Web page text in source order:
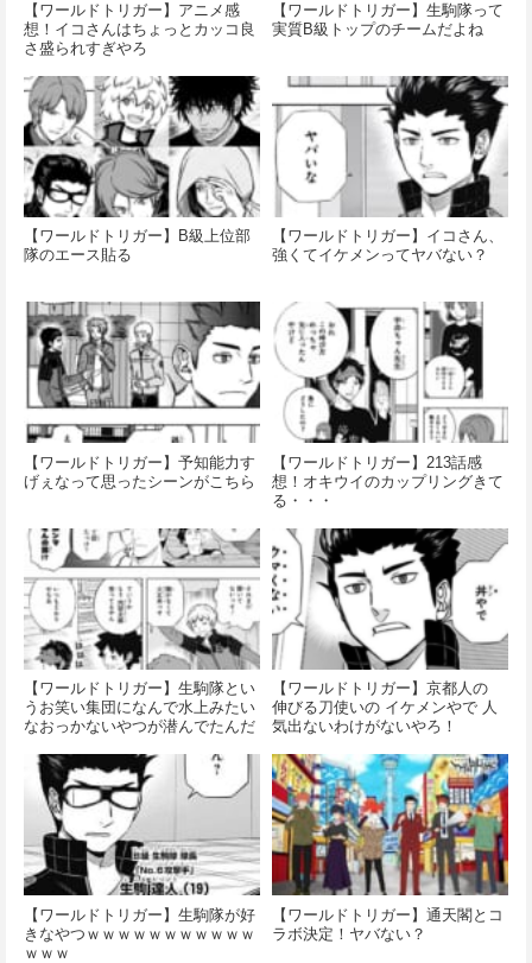
【ワールドトリガー】アニメ感
想！イコさんはちょっとカッコ良
さ盛られすぎやろ
【ワールドトリガー】生駒隊って
実質B級トップのチームだよね
【ワールドトリガー】B級上位部
隊のエース貼る
【ワールドトリガー】イコさん、
強くてイケメンってヤバない？
【ワールドトリガー】予知能力す
げぇなって思ったシーンがこちら
【ワールドトリガー】213話感
想！オキウイのカップリングきて
る・・・
【ワールドトリガー】生駒隊とい
うお笑い集団になんで水上みたい
なおっかないやつが潜んでたんだ
【ワールドトリガー】京都人の
伸びる刀使いの イケメンやで 人
気出ないわけがないやろ！
【ワールドトリガー】生駒隊が好
きなやつｗｗｗｗｗｗｗｗｗｗｗ
ｗｗｗ
【ワールドトリガー】通天閣とコ
ラボ決定！ヤバない？